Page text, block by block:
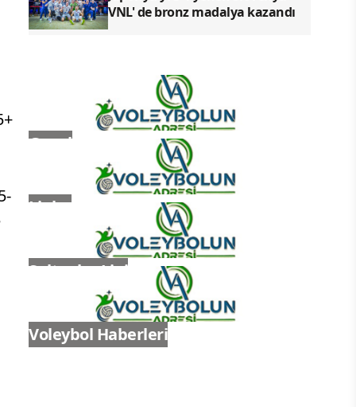
VNL' de bronz madalya kazandı
Genel
Ligler
Sultanlar Ligi
Voleybol Haberleri